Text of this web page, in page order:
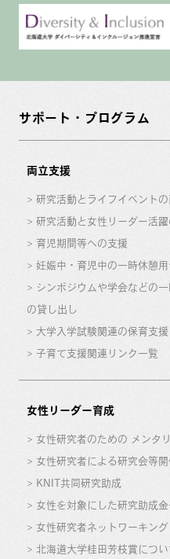
サポート・プログラム
両立支援
研究活動とライフイベント
研究活動と女性リーダー活
育児期間等への支援
妊娠中・育児中の一時休憩
シンポジウムや学会などの
の貸し出し
大学入学試験関連の保育支援
子育て支援関連リンク一覧
女性リーダー育成
女性研究者のための メンタ
女性研究者による研究会等
KNIT共同研究助成
女性を対象にした研究助成金
女性研究者ネットワーキング
北海道大学桂田芳枝賞につい